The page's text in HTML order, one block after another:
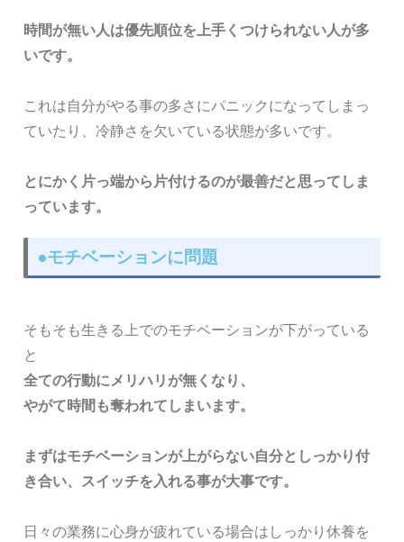
時間が無い人は優先順位を上手くつけられない人が多
いです。
これは自分がやる事の多さにパニックになってしまっ
ていたり、冷静さを欠いている状態が多いです。
とにかく片っ端から片付けるのが最善だと思ってしま
っています。
●モチベーションに問題
そもそも生きる上でのモチベーションが下がっている
と
全ての行動にメリハリが無くなり、
やがて時間も奪われてしまいます。
まずはモチベーションが上がらない自分としっかり付
き合い、スイッチを入れる事が大事です。
日々の業務に心身が疲れている場合はしっかり休養を